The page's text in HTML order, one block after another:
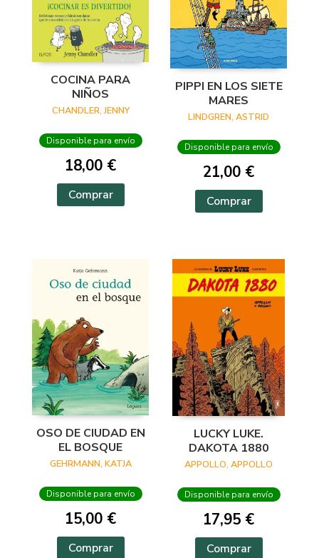
COCINA PARA
NIÑOS
CHANDLER, JENNY
Disponible para envío
18,00 €
Comprar
PIPPI EN LOS SIETE
MARES
LINDGREN, ASTRID
Disponible para envío
21,00 €
Comprar
OSO DE CIUDAD EN
EL BOSQUE
GEHRMANN, KATJA
Disponible para envío
15,00 €
Comprar
LUCKY LUKE.
DAKOTA 1880
APPOLLO, APPOLLO
Disponible para envío
17,95 €
Comprar